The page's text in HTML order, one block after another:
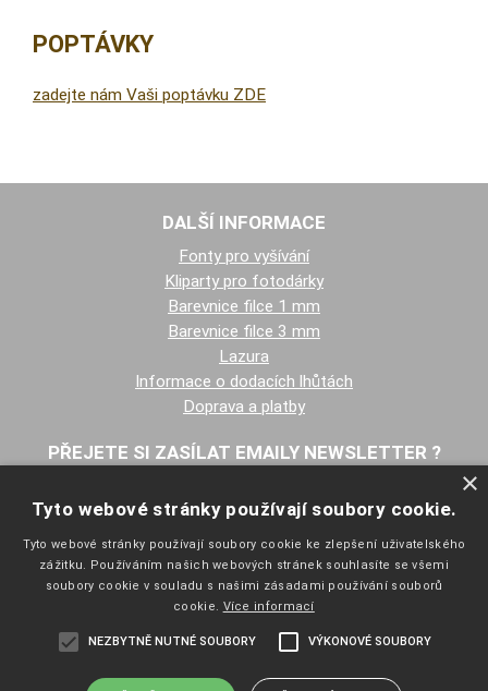
POPTÁVKY
zadejte nám Vaši poptávku ZDE
DALŠÍ INFORMACE
Fonty pro vyšívání
Kliparty pro fotodárky
Barevnice filce 1 mm
Barevnice filce 3 mm
Lazura
Informace o dodacích lhůtách
Doprava a platby
PŘEJETE SI ZASÍLAT EMAILY NEWSLETTER ?
NAVIGACE
Úvodní strana
Katalog zboží
×
Tyto webové stránky používají soubory cookie.
Tyto webové stránky používají soubory cookie ke zlepšení uživatelského
zážitku. Používáním našich webových stránek souhlasíte se všemi
soubory cookie v souladu s našimi zásadami používání souborů
cookie. Více informací
NEZBYTNĚ NUTNÉ SOUBORY VÝKONOVÉ SOUBORY